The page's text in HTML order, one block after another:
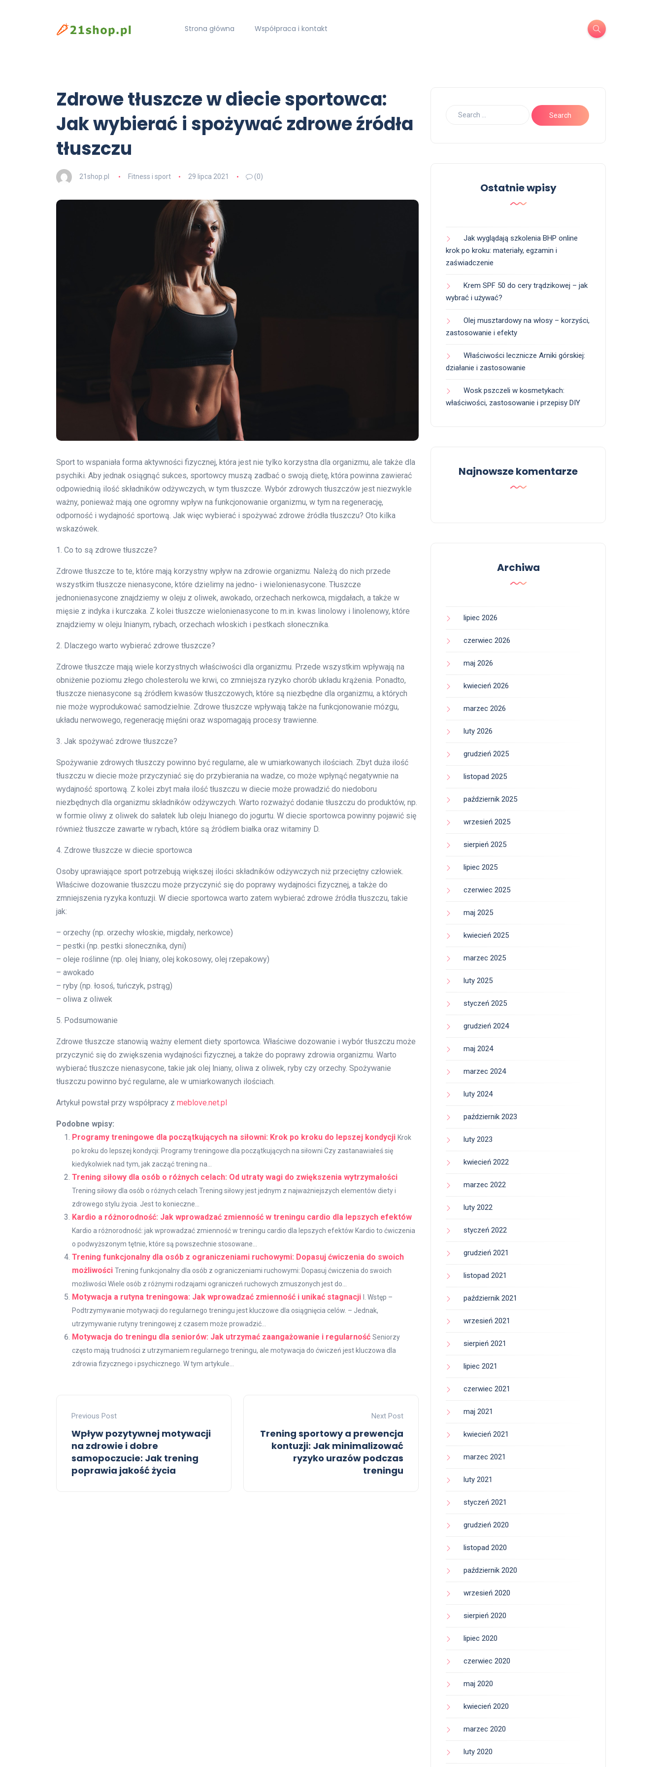
Strona główna Współpraca i kontakt
Zdrowe tłuszcze w diecie sportowca:
Jak wybierać i spożywać zdrowe źródła
tłuszczu
21shop.pl Fitness i sport 29 lipca 2021 (0)
Sport to wspaniała forma aktywności fizycznej, która jest nie tylko korzystna dla organizmu, ale także dla
psychiki. Aby jednak osiągnąć sukces, sportowcy muszą zadbać o swoją dietę, która powinna zawierać
odpowiednią ilość składników odżywczych, w tym tłuszcze. Wybór zdrowych tłuszczów jest niezwykle
ważny, ponieważ mają one ogromny wpływ na funkcjonowanie organizmu, w tym na regenerację,
odporność i wydajność sportową. Jak więc wybierać i spożywać zdrowe źródła tłuszczu? Oto kilka
wskazówek.
1. Co to są zdrowe tłuszcze?
Zdrowe tłuszcze to te, które mają korzystny wpływ na zdrowie organizmu. Należą do nich przede
wszystkim tłuszcze nienasycone, które dzielimy na jedno- i wielonienasycone. Tłuszcze
jednonienasycone znajdziemy w oleju z oliwek, awokado, orzechach nerkowca, migdałach, a także w
mięsie z indyka i kurczaka. Z kolei tłuszcze wielonienasycone to m.in. kwas linolowy i linolenowy, które
znajdziemy w oleju lnianym, rybach, orzechach włoskich i pestkach słonecznika.
2. Dlaczego warto wybierać zdrowe tłuszcze?
Zdrowe tłuszcze mają wiele korzystnych właściwości dla organizmu. Przede wszystkim wpływają na
obniżenie poziomu złego cholesterolu we krwi, co zmniejsza ryzyko chorób układu krążenia. Ponadto,
tłuszcze nienasycone są źródłem kwasów tłuszczowych, które są niezbędne dla organizmu, a których
nie może wyprodukować samodzielnie. Zdrowe tłuszcze wpływają także na funkcjonowanie mózgu,
układu nerwowego, regenerację mięśni oraz wspomagają procesy trawienne.
3. Jak spożywać zdrowe tłuszcze?
Spożywanie zdrowych tłuszczy powinno być regularne, ale w umiarkowanych ilościach. Zbyt duża ilość
tłuszczu w diecie może przyczyniać się do przybierania na wadze, co może wpłynąć negatywnie na
wydajność sportową. Z kolei zbyt mała ilość tłuszczu w diecie może prowadzić do niedoboru
niezbędnych dla organizmu składników odżywczych. Warto rozważyć dodanie tłuszczu do produktów, np.
w formie oliwy z oliwek do sałatek lub oleju lnianego do jogurtu. W diecie sportowca powinny pojawić się
również tłuszcze zawarte w rybach, które są źródłem białka oraz witaminy D.
4. Zdrowe tłuszcze w diecie sportowca
Osoby uprawiające sport potrzebują większej ilości składników odżywczych niż przeciętny człowiek.
Właściwe dozowanie tłuszczu może przyczynić się do poprawy wydajności fizycznej, a także do
zmniejszenia ryzyka kontuzji. W diecie sportowca warto zatem wybierać zdrowe źródła tłuszczu, takie
jak:
– orzechy (np. orzechy włoskie, migdały, nerkowce)
– pestki (np. pestki słonecznika, dyni)
– oleje roślinne (np. olej lniany, olej kokosowy, olej rzepakowy)
– awokado
– ryby (np. łosoś, tuńczyk, pstrąg)
– oliwa z oliwek
5. Podsumowanie
Zdrowe tłuszcze stanowią ważny element diety sportowca. Właściwe dozowanie i wybór tłuszczu może
przyczynić się do zwiększenia wydajności fizycznej, a także do poprawy zdrowia organizmu. Warto
wybierać tłuszcze nienasycone, takie jak olej lniany, oliwa z oliwek, ryby czy orzechy. Spożywanie
tłuszczu powinno być regularne, ale w umiarkowanych ilościach.
Artykuł powstał przy współpracy z meblove.net.pl
Podobne wpisy:
Programy treningowe dla początkujących na siłowni: Krok po kroku do lepszej kondycji Krok
po kroku do lepszej kondycji: Programy treningowe dla początkujących na siłowni Czy zastanawiałeś się
kiedykolwiek nad tym, jak zacząć trening na...
Trening siłowy dla osób o różnych celach: Od utraty wagi do zwiększenia wytrzymałości
Trening siłowy dla osób o różnych celach Trening siłowy jest jednym z najważniejszych elementów diety i
zdrowego stylu życia. Jest to konieczne...
Kardio a różnorodność: Jak wprowadzać zmienność w treningu cardio dla lepszych efektów
Kardio a różnorodność: jak wprowadzać zmienność w treningu cardio dla lepszych efektów Kardio to ćwiczenia
o podwyższonym tętnie, które są powszechnie stosowane...
Trening funkcjonalny dla osób z ograniczeniami ruchowymi: Dopasuj ćwiczenia do swoich
możliwości Trening funkcjonalny dla osób z ograniczeniami ruchowymi: Dopasuj ćwiczenia do swoich
możliwości Wiele osób z różnymi rodzajami ograniczeń ruchowych zmuszonych jest do...
Motywacja a rutyna treningowa: Jak wprowadzać zmienność i unikać stagnacji
I. Wstęp –
Podtrzymywanie motywacji do regularnego treningu jest kluczowe dla osiągnięcia celów. – Jednak,
utrzymywanie rutyny treningowej z czasem może prowadzić...
Motywacja do treningu dla seniorów: Jak utrzymać zaangażowanie i regularność Seniorzy
często mają trudności z utrzymaniem regularnego treningu, ale motywacja do ćwiczeń jest kluczowa dla
zdrowia fizycznego i psychicznego. W tym artykule...
Previous Post
Wpływ pozytywnej motywacji
na zdrowie i dobre
samopoczucie: Jak trening
poprawia jakość życia
Next Post
Trening sportowy a prewencja
kontuzji: Jak minimalizować
ryzyko urazów podczas
treningu
Ostatnie wpisy
Jak wyglądają szkolenia BHP online
krok po kroku: materiały, egzamin i
zaświadczenie
Krem SPF 50 do cery trądzikowej – jak
wybrać i używać?
Olej musztardowy na włosy – korzyści,
zastosowanie i efekty
Właściwości lecznicze Arniki górskiej:
działanie i zastosowanie
Wosk pszczeli w kosmetykach:
właściwości, zastosowanie i przepisy DIY
Najnowsze komentarze
Archiwa
lipiec 2026
czerwiec 2026
maj 2026
kwiecień 2026
marzec 2026
luty 2026
grudzień 2025
listopad 2025
październik 2025
wrzesień 2025
sierpień 2025
lipiec 2025
czerwiec 2025
maj 2025
kwiecień 2025
marzec 2025
luty 2025
styczeń 2025
grudzień 2024
maj 2024
marzec 2024
luty 2024
październik 2023
luty 2023
kwiecień 2022
marzec 2022
luty 2022
styczeń 2022
grudzień 2021
listopad 2021
październik 2021
wrzesień 2021
sierpień 2021
lipiec 2021
czerwiec 2021
maj 2021
kwiecień 2021
marzec 2021
luty 2021
styczeń 2021
grudzień 2020
listopad 2020
październik 2020
wrzesień 2020
sierpień 2020
lipiec 2020
czerwiec 2020
maj 2020
kwiecień 2020
marzec 2020
luty 2020